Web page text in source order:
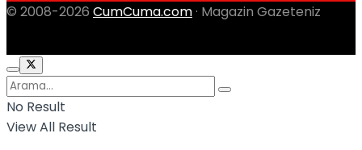
© 2008-2026 CumCuma.com · Magazin Gazeteniz
No Result
View All Result